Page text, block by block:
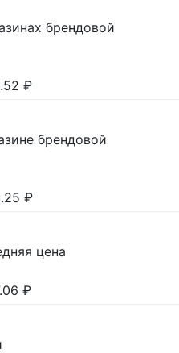
брендовой
₽
брендовой
₽
цена
₽